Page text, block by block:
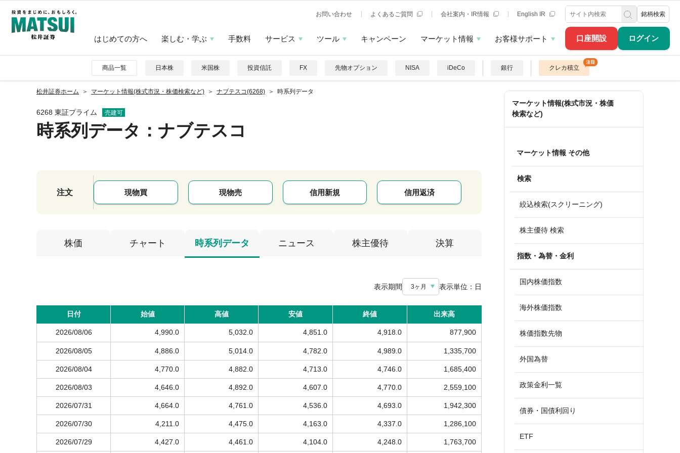
口座開設 ログイン
お問い合わせ よくあるご質問 会社案内・IR情報 English IR 銘柄検索
はじめての方へ 楽しむ・学ぶ 手数料 サービス ツール キャンペーン マーケット情報 お客様サポート
商品一覧 日本株 米国株 投資信託 FX 先物オプション NISA iDeCo 銀行 クレカ積立
松井証券ホーム マーケット情報(株式市況・株価検索など) ナブテスコ(6268) 時系列データ
6268 東証プライム 売建可
時系列データ ：ナブテスコ
注文 現物買 現物売 信用新規 信用返済
株価 チャート 時系列データ ニュース 株主優待 決算
表示期間 3ヶ月 表示単位： 日
日付 始値 高値 安値 終値 出来高
2026/08/06 4,990.0 5,032.0 4,851.0 4,918.0 877,900
2026/08/05 4,886.0 5,014.0 4,782.0 4,989.0 1,335,700
2026/08/04 4,770.0 4,882.0 4,713.0 4,746.0 1,685,400
2026/08/03 4,646.0 4,892.0 4,607.0 4,770.0 2,559,100
2026/07/31 4,664.0 4,761.0 4,536.0 4,693.0 1,942,300
2026/07/30 4,211.0 4,475.0 4,163.0 4,337.0 1,286,100
2026/07/29 4,427.0 4,461.0 4,104.0 4,248.0 1,763,700
マーケット情報(株式市況・株価
検索など)
マーケット情報 その他
検索
絞込検索(スクリーニング)
株主優待 検索
指数・為替・金利
国内株価指数
海外株価指数
株価指数先物
外国為替
政策金利一覧
債券・国債利回り
ETF